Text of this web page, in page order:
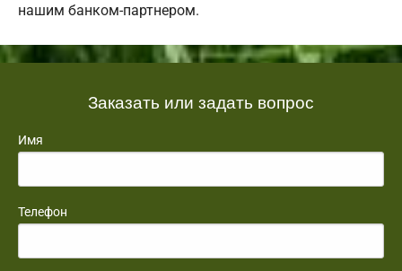
нашим банком-партнером.
Заказать или задать вопрос
Имя
Телефон